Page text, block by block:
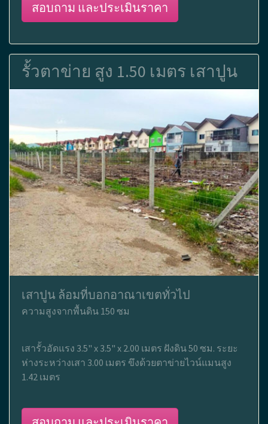
สอบถาม และประเมินราคา
รั้วตาข่าย สูง 1.50 เมตร เสาปูน
เสาปูน ล้อมที่บอกอาณาเขตทั่วไป
ความสูงจากพื้นดิน 150 ซม
เสารั้วอัดแรง 3.5" x 3.5" x 2.00 เมตร ฝังดิน 50 ซม. ระยะ
ห่างระหว่างเสา 3.00 เมตร ขึงด้วยตาข่ายไวน์แมนสูง
1.42 เมตร